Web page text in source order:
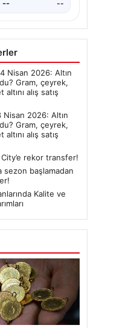
-- --
Nisan 2026: Altın
Gram, çeyrek,
alış satış
Nisan 2026: Altın
Gram, çeyrek,
alış satış
City’e rekor transfer!
sezon başlamadan
Kalite ve